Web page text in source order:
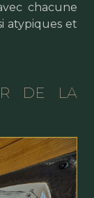
chacune
atypiques et
DE LA